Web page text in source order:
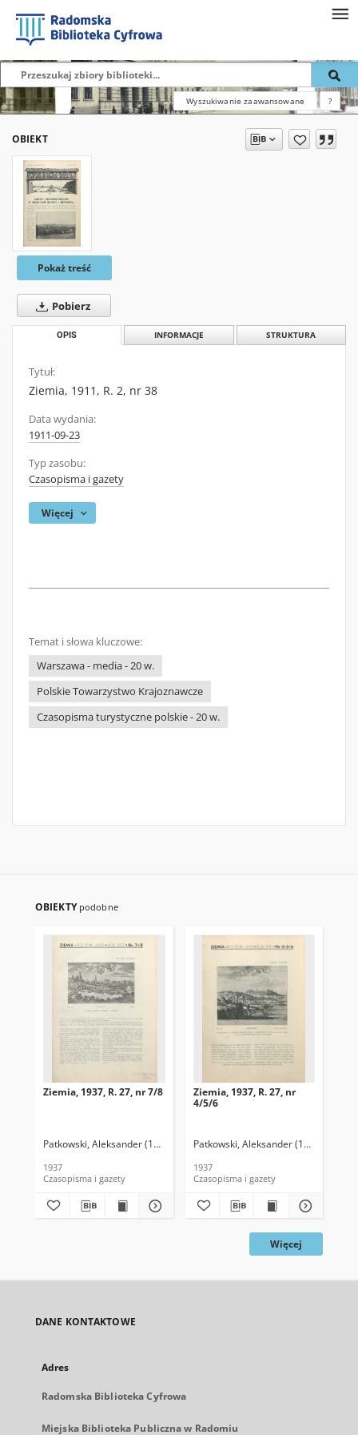
Wyszukiwanie zaawansowane ?
OBIEKT
Pokaż treść
Pobierz
OPIS INFORMACJE STRUKTURA
Tytuł:
Ziemia, 1911, R. 2, nr 38
Data wydania:
1911-09-23
Typ zasobu:
Czasopisma i gazety
Więcej
Temat i słowa kluczowe:
Warszawa - media - 20 w.
Polskie Towarzystwo Krajoznawcze
Czasopisma turystyczne polskie - 20 w.
OBIEKTY podobne
Ziemia, 1937, R. 27, nr 7/8
Patkowski, Aleksander (1890-1942). Red.
1937
Czasopisma i gazety
Ziemia, 1937, R. 27, nr
4/5/6
Patkowski, Aleksander (1890-1942).
1937
Czasopisma i gazety
Więcej
DANE KONTAKTOWE
Adres
Radomska Biblioteka Cyfrowa
Miejska Biblioteka Publiczna w Radomiu